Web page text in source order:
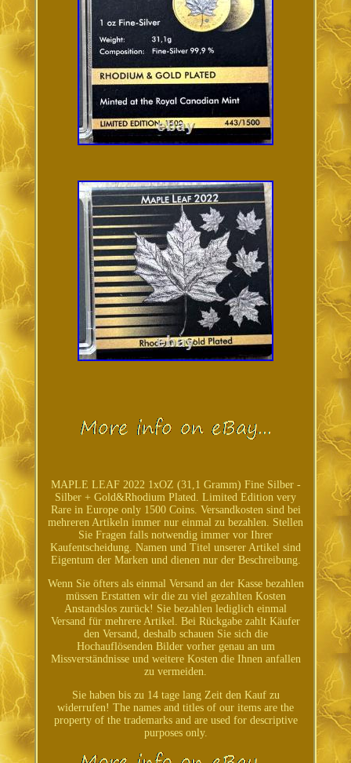
MAPLE LEAF 2022 1xOZ (31,1 Gramm) Fine Silber -
Silber + Gold&Rhodium Plated. Limited Edition very
Rare in Europe only 1500 Coins. Versandkosten sind bei
mehreren Artikeln immer nur einmal zu bezahlen. Stellen
Sie Fragen falls notwendig immer vor Ihrer
Kaufentscheidung. Namen und Titel unserer Artikel sind
Eigentum der Marken und dienen nur der Beschreibung.
Wenn Sie öfters als einmal Versand an der Kasse bezahlen
müssen Erstatten wir die zu viel gezahlten Kosten
Anstandslos zurück! Sie bezahlen lediglich einmal
Versand für mehrere Artikel. Bei Rückgabe zahlt Käufer
den Versand, deshalb schauen Sie sich die
Hochauflösenden Bilder vorher genau an um
Missverständnisse und weitere Kosten die Ihnen anfallen
zu vermeiden.
Sie haben bis zu 14 tage lang Zeit den Kauf zu
widerrufen! The names and titles of our items are the
property of the trademarks and are used for descriptive
purposes only.